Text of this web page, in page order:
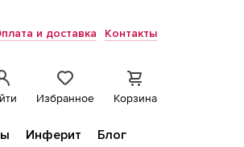
и доставка Контакты
Избранное Корзина
Инферит
Блог